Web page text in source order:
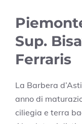
Sup.
Ferraris
La Barbera
anno di
ciliegia e terra